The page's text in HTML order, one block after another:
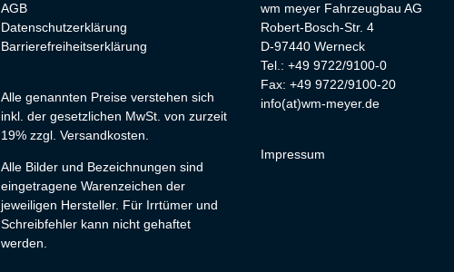
AGB
Datenschutzerklärung
Barrierefreiheitserklärung
Alle genannten Preise verstehen sich
inkl. der gesetzlichen MwSt. von zurzeit
19% zzgl. Versandkosten
Alle Bilder und Bezeichnungen sind
eingetragene Warenzeichen der
jeweiligen Hersteller. Für Irrtümer und
Schreibfehler kann nicht gehaftet
werden.
wm meyer Fahrzeugbau AG
Robert-Bosch-Str. 4
D-97440 Werneck
Tel.: +49 9722/9100-0
Fax: +49 9722/9100-20
info(at)wm-meyer.de
Impressum